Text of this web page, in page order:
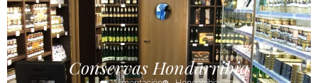
Conservas Hondarribia